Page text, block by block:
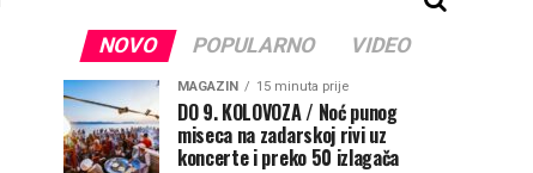
NOVO POPULARNO VIDEO
MAGAZIN 15 minuta prije
DO 9. KOLOVOZA / Noć punog
miseca na zadarskoj rivi uz
koncerte i preko 50 izlagača